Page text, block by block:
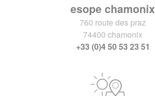
esope chamonix
760 route des praz
74400 chamonix
+33 (0)4 50 53 23 51